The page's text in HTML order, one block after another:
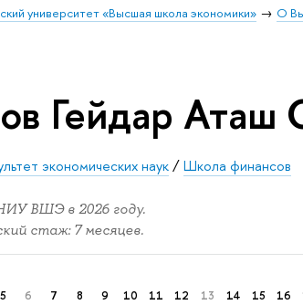
университет «Высшая школа экономики» О
Гейдар Аташ
экономических наук/Школа финансов
ВШЭ в 2026 году.
стаж: 7 месяцев.
5 6 7 8 9 10 11 12 13 14 15 16